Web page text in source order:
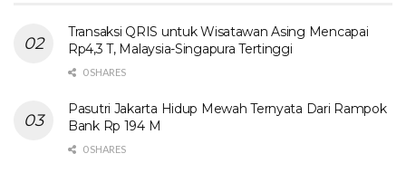
Transaksi QRIS untuk Wisatawan Asing Mencapai
Rp4,3 T, Malaysia-Singapura Tertinggi
0 SHARES
Pasutri Jakarta Hidup Mewah Ternyata Dari Rampok
Bank Rp 194 M
0 SHARES